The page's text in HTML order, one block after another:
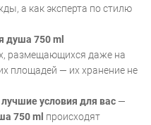
а как эксперта по стилю
душа 750 ml
размещающихся даже на
площадей — их хранение не
условия для вас —
750 ml происходят